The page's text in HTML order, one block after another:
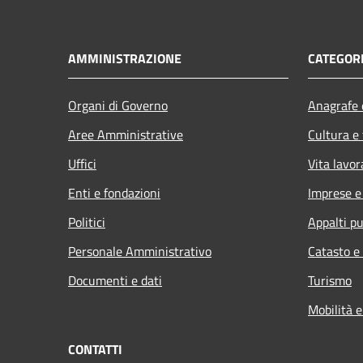
AMMINISTRAZIONE
Organi di Governo
Aree Amministrative
Uffici
Enti e fondazioni
Politici
Personale Amministrativo
Documenti e dati
Cultura
Vita
Imprese
Appalti
Catasto
Turismo
Mobilità
CONTATTI